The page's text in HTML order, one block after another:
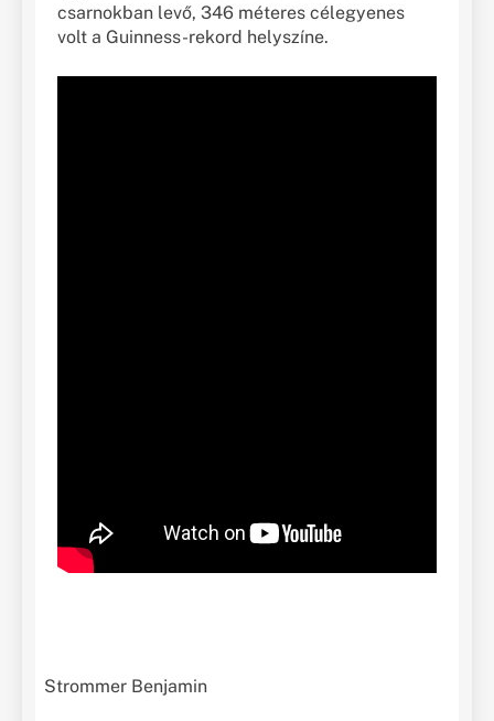
csarnokban levő, 346 méteres célegyenes
volt a Guinness-rekord helyszíne.
Strommer Benjamin